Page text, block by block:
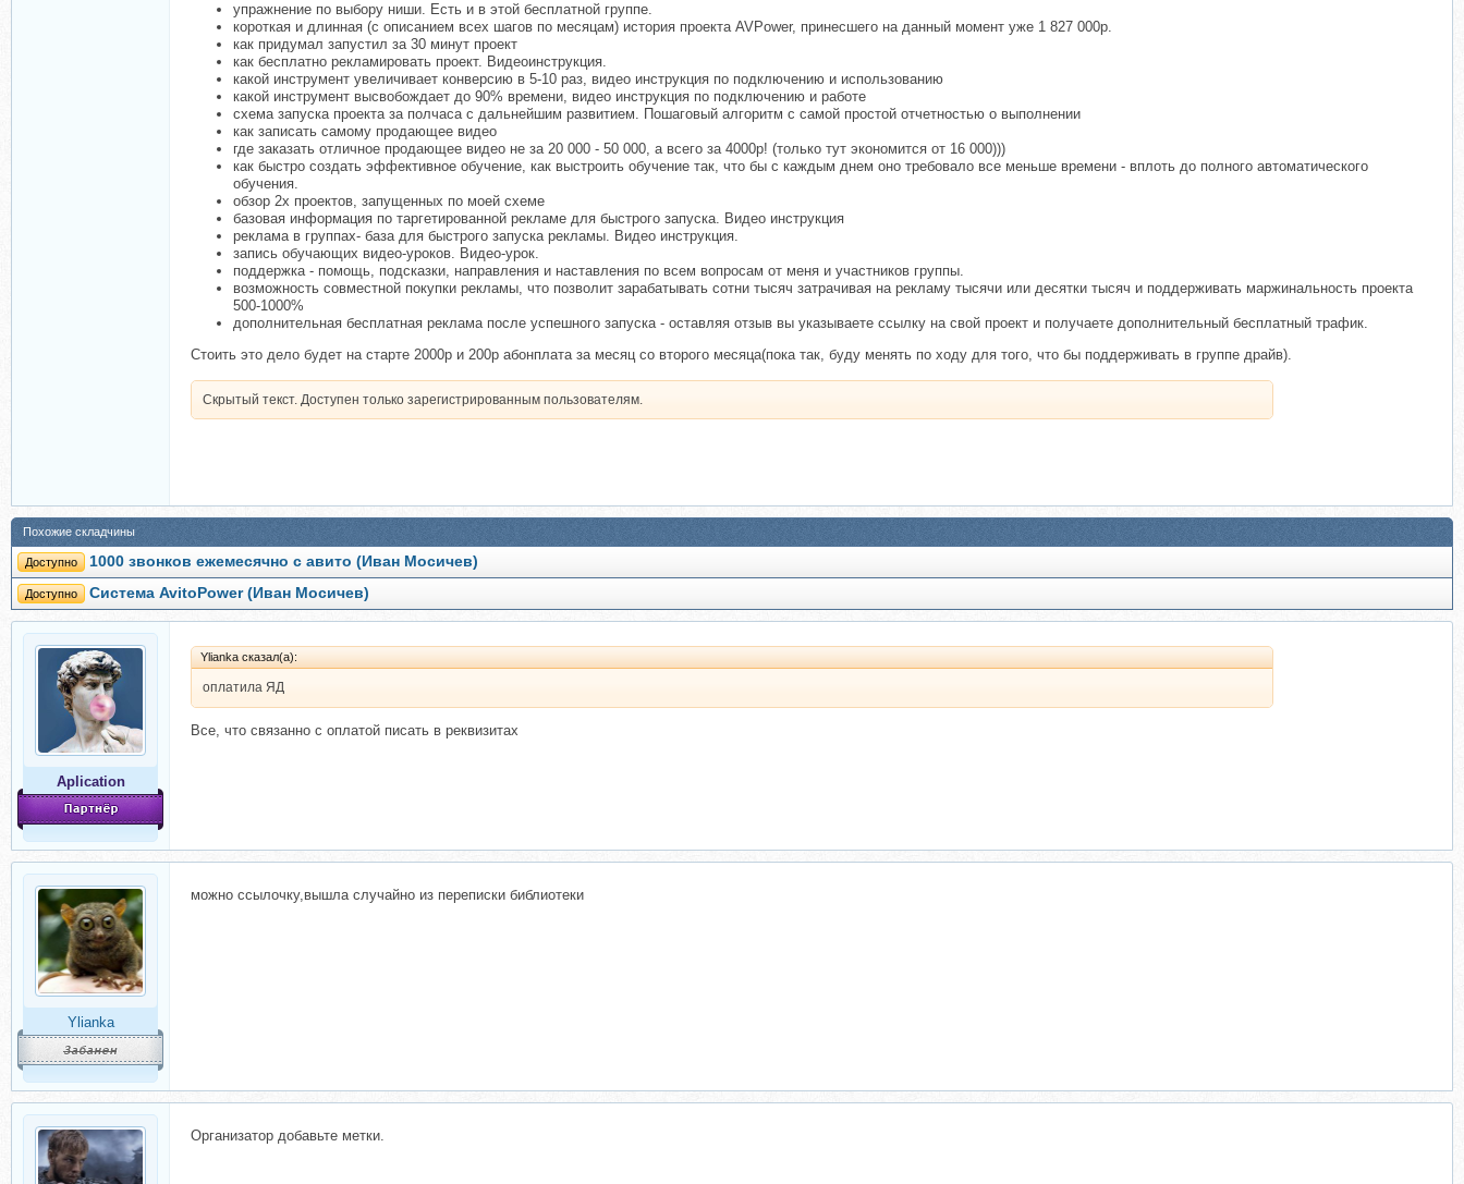
упражнение по выбору ниши. Есть и в этой бесплатной группе.
короткая и длинная (с описанием всех шагов по месяцам) история проекта AVPower, принесшего на данный момент уже 1 827 000р.
как придумал запустил за 30 минут проект
как бесплатно рекламировать проект. Видеоинструкция.
какой инструмент увеличивает конверсию в 5-10 раз, видео инструкция по подключению и использованию
какой инструмент высвобождает до 90% времени, видео инструкция по подключению и работе
схема запуска проекта за полчаса с дальнейшим развитием. Пошаговый алгоритм с самой простой отчетностью о выполнении
как записать самому продающее видео
где заказать отличное продающее видео не за 20 000 - 50 000, а всего за 4000р! (только тут экономится от 16 000)))
как быстро создать эффективное обучение, как выстроить обучение так, что бы с каждым днем оно требовало все меньше времени - вплоть до полного автоматического
обучения.
обзор 2х проектов, запущенных по моей схеме
базовая информация по таргетированной рекламе для быстрого запуска. Видео инструкция
реклама в группах- база для быстрого запуска рекламы. Видео инструкция.
запись обучающих видео-уроков. Видео-урок.
поддержка - помощь, подсказки, направления и наставления по всем вопросам от меня и участников группы.
возможность совместной покупки рекламы, что позволит зарабатывать сотни тысяч затрачивая на рекламу тысячи или десятки тысяч и поддерживать маржинальность проекта
500-1000%
дополнительная бесплатная реклама после успешного запуска - оставляя отзыв вы указываете ссылку на свой проект и получаете дополнительный бесплатный трафик.
Стоить это дело будет на старте 2000р и 200р абонплата за месяц со второго месяца(пока так, буду менять по ходу для того, что бы поддерживать в группе драйв).
Скрытый текст. Доступен только зарегистрированным пользователям.
Похожие складчины
Доступно 1000 звонков ежемесячно с авито (Иван Мосичев)
Доступно Система AvitoPower (Иван Мосичев)
Aplication
Ylianka сказал(а):
оплатила ЯД
Все, что связанно с оплатой писать в реквизитах
Ylianka
можно ссылочку,вышла случайно из переписки библиотеки
Организатор добавьте метки.